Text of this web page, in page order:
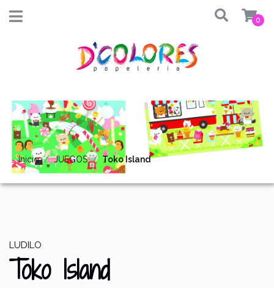
0
Inicio JUEGOS Toko Island
LUDILO
Toko Island